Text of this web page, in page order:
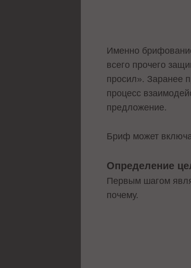
Именно
всего прочего
просил». Заранее
процесс
предложение.
Бриф может
Определение
Первым шагом
почему.